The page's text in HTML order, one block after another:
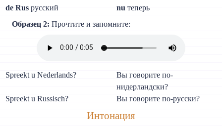
de Rus русский
nu теперь
Образец 2: Прочтите и запомните:
Spreekt u Nederlands?
Вы говорите по-
нидерландски?
Spreekt u Russisch?
Вы говорите по-русски?
Интонация